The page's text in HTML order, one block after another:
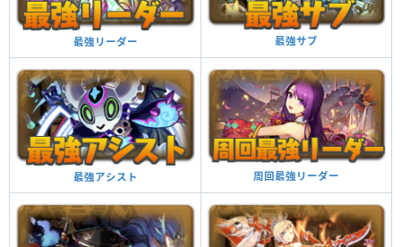
最強リーダー 最強サブ
最強アシスト 周回最強リーダー